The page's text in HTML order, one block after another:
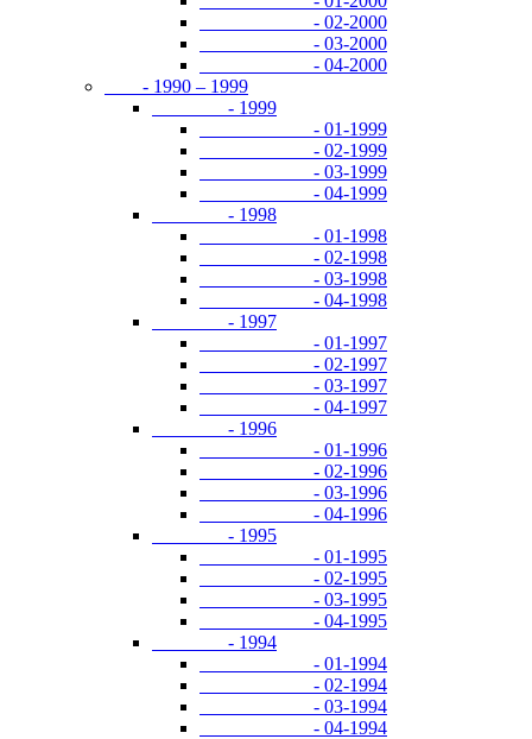
- 02-2000
- 03-2000
- 04-2000
- 1990 – 1999
- 1999
- 01-1999
- 02-1999
- 03-1999
- 04-1999
- 1998
- 01-1998
- 02-1998
- 03-1998
- 04-1998
- 1997
- 01-1997
- 02-1997
- 03-1997
- 04-1997
- 1996
- 01-1996
- 02-1996
- 03-1996
- 04-1996
- 1995
- 01-1995
- 02-1995
- 03-1995
- 04-1995
- 1994
- 01-1994
- 02-1994
- 03-1994
- 04-1994